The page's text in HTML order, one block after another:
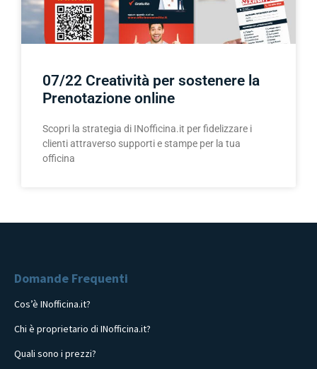
07/22 Creatività per sostenere la
Prenotazione online
Scopri la strategia di INofficina.it per fidelizzare i
clienti attraverso supporti e stampe per la tua
officina
Domande Frequenti
Cos’è INofficina.it?
Chi è proprietario di INofficina.it?
Quali sono i prezzi?